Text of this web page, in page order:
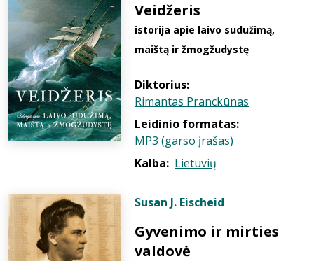
Veidžeris
istorija apie laivo sudužimą,
maištą ir žmogžudystę
Diktorius:
Rimantas Pranckūnas
Leidinio formatas:
MP3 (garso įrašas)
Kalba: Lietuvių
Susan J. Eischeid
Gyvenimo ir mirties
valdovė